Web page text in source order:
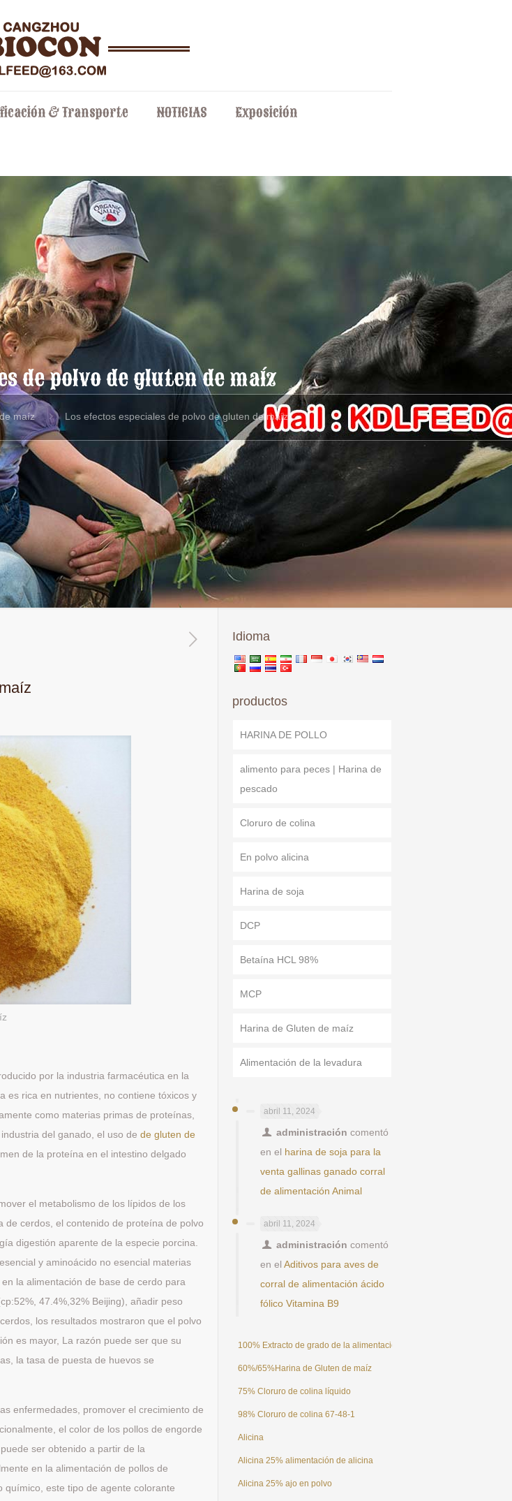
& Transporte NOTICIAS Exposición
de polvo de gluten de maíz
maíz Los efectos especiales de polvo de gluten de maíz
por la industria farmacéutica en la
es rica en nutrientes, no contiene tóxicos y
como materias primas de proteínas,
del ganado, el uso dede gluten de
de la proteína en el intestino delgado
el metabolismo de los lípidos de los
de cerdos, el contenido de proteína de polvo
digestión aparente de la especie porcina.
y aminoácido no esencial materias
la alimentación de base de cerdo para
47.4%,32% Beijing), añadir peso
los resultados mostraron que el polvo
es mayor, La razón puede ser que su
la tasa de puesta de huevos se
enfermedades, promover el crecimiento de
el color de los pollos de engorde
ser obtenido a partir de la
en la alimentación de pollos de
químico, este tipo de agente colorante
Idioma
productos
HARINA DE POLLO
alimento para peces | Harina de
pescado
Cloruro de colina
En polvo alicina
Harina de soja
DCP
Betaína HCL 98%
MCP
Harina de Gluten de maíz
Alimentación de la levadura
abril 11, 2024
administración comentó
en el harina de soja para la
venta gallinas ganado corral
de alimentación Animal
abril 11, 2024
administración comentó
en el Aditivos para aves de
corral de alimentación ácido
fólico Vitamina B9
100% Extracto de grado de la alimentación natural ajo en polvo alicina
60%/65%Harina de Gluten de maíz
75% Cloruro de colina líquido
98% Cloruro de colina 67-48-1
Alicina
Alicina 25% alimentación de alicina
Alicina 25% ajo en polvo